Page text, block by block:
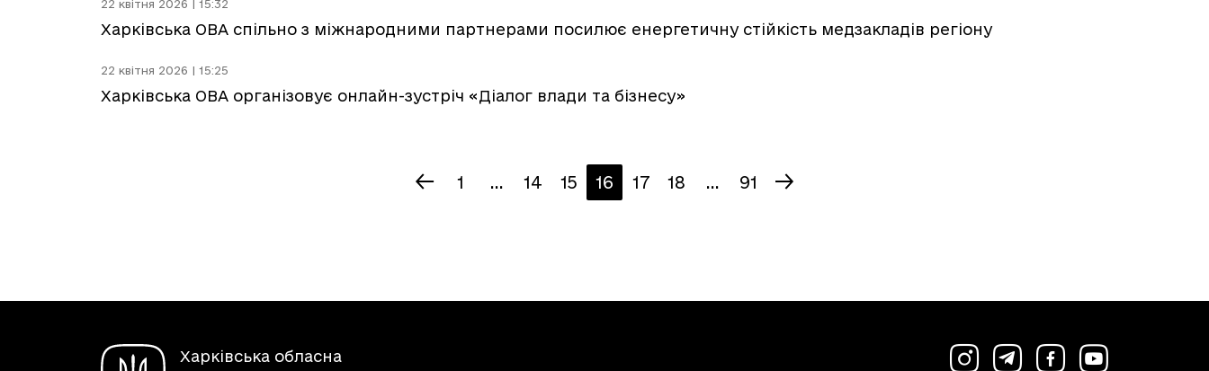
22 квітня 2026 | 15:32
Харківська ОВА спільно з міжнародними партнерами посилює енергетичну стійкість медзакладів регіону
22 квітня 2026 | 15:25
Харківська ОВА організовує онлайн-зустріч «Діалог влади та бізнесу»
1 ... 14 15 16 17 18 ... 91
Харківська обласна